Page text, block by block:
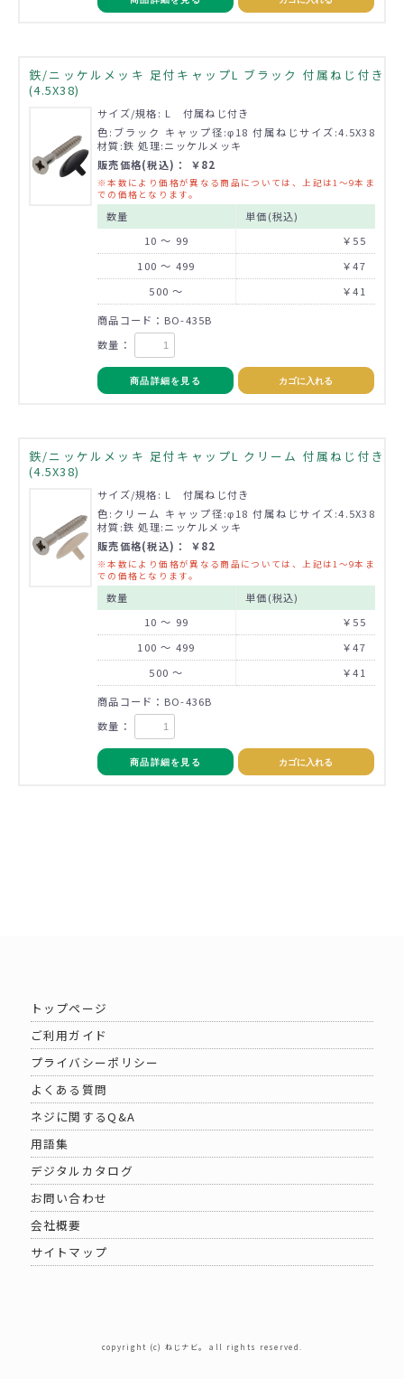
鉄/ニッケルメッキ 足付キャップL ブラック 付属ねじ付き
(4.5X38)
サイズ/規格: L 付属ねじ付き
色:ブラック キャップ径:φ18 付属ねじサイズ:4.5X38
材質:鉄 処理:ニッケルメッキ
販売価格(税込)： ￥82
※本数により価格が異なる商品については、上記は1～9本ま
での価格となります。
数量
単価(税込)
10 ～ 99
￥55
100 ～ 499
￥47
500 ～
￥41
商品コード：BO-435B
数量：
商品詳細を見る カゴに入れる
鉄/ニッケルメッキ 足付キャップL クリーム 付属ねじ付き
(4.5X38)
サイズ/規格: L 付属ねじ付き
色:クリーム キャップ径:φ18 付属ねじサイズ:4.5X38
材質:鉄 処理:ニッケルメッキ
販売価格(税込)： ￥82
※本数により価格が異なる商品については、上記は1～9本ま
での価格となります。
数量
単価(税込)
10 ～ 99
￥55
100 ～ 499
￥47
500 ～
￥41
商品コード：BO-436B
数量：
商品詳細を見る カゴに入れる
トップページ
ご利用ガイド
プライバシーポリシー
よくある質問
ネジに関するQ&A
用語集
デジタルカタログ
お問い合わせ
会社概要
サイトマップ
copyright (c) ねじナビ。 all rights reserved.